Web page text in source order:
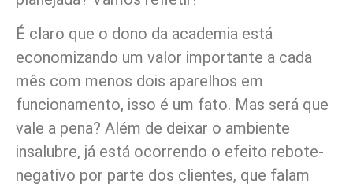
É claro que o dono da academia está
economizando um valor importante a cada
mês com menos dois aparelhos em
funcionamento, isso é um fato. Mas será que
vale a pena? Além de deixar o ambiente
insalubre, já está ocorrendo o efeito rebote-
negativo por parte dos clientes, que falam